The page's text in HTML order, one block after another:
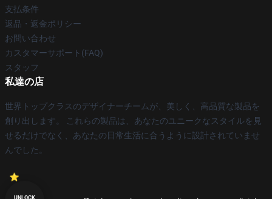
支払条件
返品・返金ポリシー
お問い合わせ
カスタマーサポート(FAQ)
スタッフ
私達の店
世界トップクラスのデザイナーチームが、美しく、高品質な製品を
創り出します。 これらの製品は、あなたのユニークなスタイルを見
せるだけでなく、あなたの日常生活に合うように設計されていませ
んでした。
UNLOCK